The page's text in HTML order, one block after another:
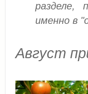
разделе,
именно в
Август